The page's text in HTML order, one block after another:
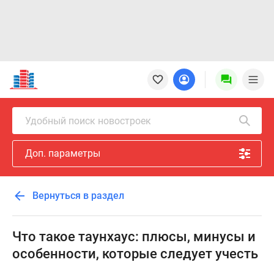
Новостройки
Квартиры
Ипотека
Новостройки
Москвы
Новостройки
Подмосковья
Новостройки
Москвы
Готовые
новостройки
Новостройки
Удобный поиск новостроек
Доп. параметры
Вернуться в раздел
Что такое таунхаус: плюсы, минусы и
особенности, которые следует учесть